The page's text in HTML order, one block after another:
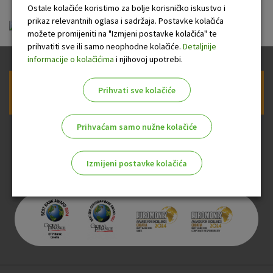
FID-OTP_Dodatni račun 02.02.2026.pdf
Prijava na newsletter OTP banke
Ostale kolačiće koristimo za bolje korisničko iskustvo i
prikaz relevantnih oglasa i sadržaja. Postavke kolačića
možete promijeniti na "Izmjeni postavke kolačića" te
prihvatiti sve ili samo neophodne kolačiće. Detaljnije
informacije o kolačićima i njihovoj upotrebi.
Prihvati sve kolačiće
Prihvaćam samo nužne kolačiće
Izmijeni postavke kolačića